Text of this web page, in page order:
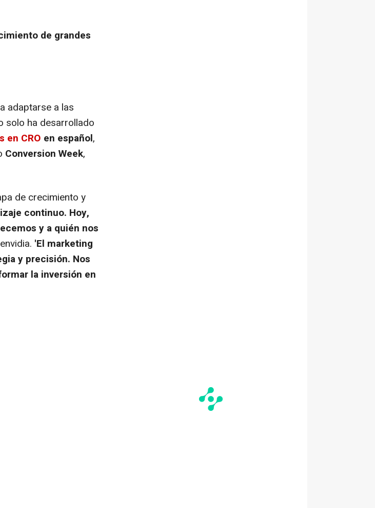
de grandes
adaptarse a las
solo ha desarrollado
en CRO en español,
Conversion Week,
de crecimiento y
continuo. Hoy,
y a quién nos
'El marketing
y precisión. Nos
la inversión en